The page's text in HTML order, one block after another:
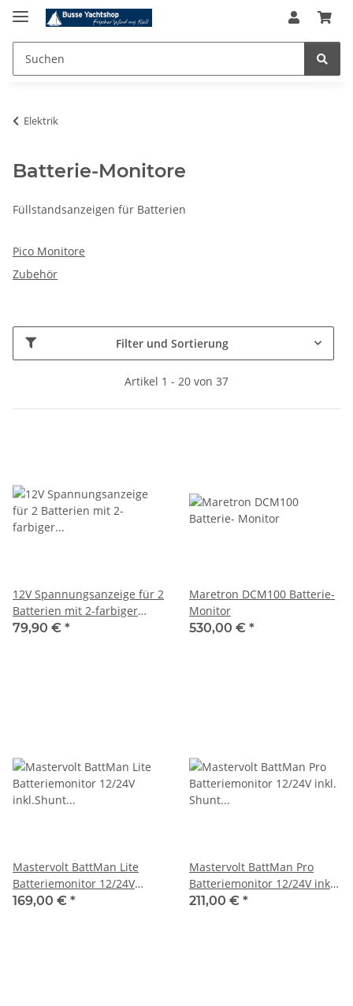
Elektrik
Batterie-Monitore
Füllstandsanzeigen für Batterien
Pico Monitore
Zubehör
Filter und Sortierung
Artikel 1 - 20 von 37
12V Spannungsanzeige für 2
Batterien mit 2-farbiger
Beleuchtung
79,90 € *
Maretron DCM100 Batterie-
Monitor
530,00 € *
Mastervolt BattMan Lite
Batteriemonitor 12/24V
inkl.Shunt 852968002356
169,00 € *
Mastervolt BattMan Pro
Batteriemonitor 12/24V inkl.
Shunt 70405070
211,00 € *